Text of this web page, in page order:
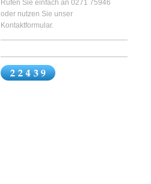
Rufen Sie einfach an 0271 75946
oder nutzen Sie unser
Kontaktformular.